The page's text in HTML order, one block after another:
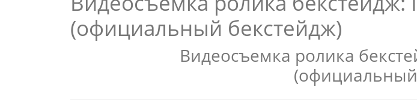
(официальный бекстейдж)
Видеосъемка ролика